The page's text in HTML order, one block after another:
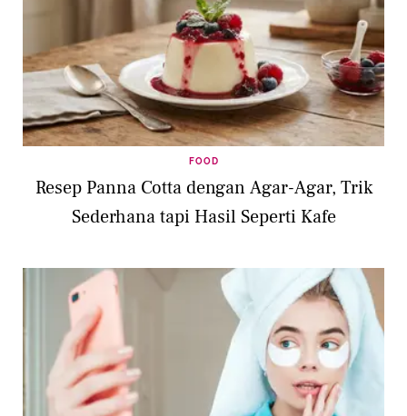
FOOD
Resep Panna Cotta dengan Agar-Agar, Trik
Sederhana tapi Hasil Seperti Kafe